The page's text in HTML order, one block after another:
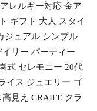
レルギー対応 金ア
ギフト 大人 スタイ
ジュアル シンプル
リー パーティー
式 セレモニー 20代
イス ジュエリー ゴ
見え CRAIFE クラ